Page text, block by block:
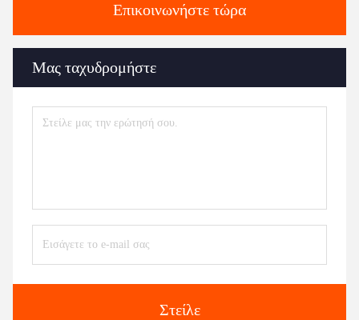
Επικοινωνήστε τώρα
Μας ταχυδρομήστε
Στείλε